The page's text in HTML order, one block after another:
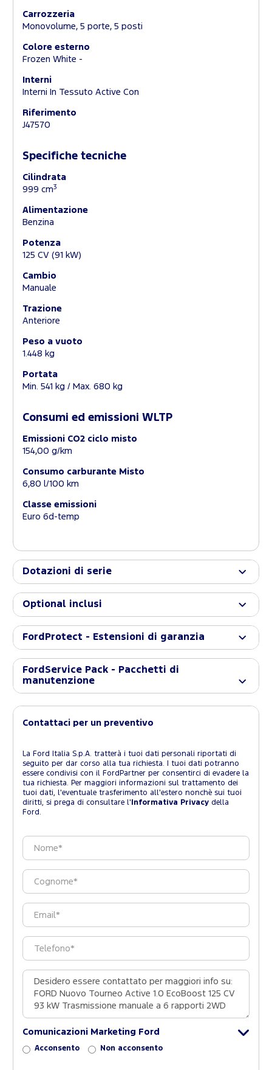
Carrozzeria
Monovolume, 5 porte, 5 posti
Colore esterno
Frozen White -
Interni
Interni In Tessuto Active Con
Riferimento
J47570
Specifiche tecniche
Cilindrata
999 cm3
Alimentazione
Benzina
Potenza
125 CV (91 kW)
Cambio
Manuale
Trazione
Anteriore
Peso a vuoto
1.448 kg
Portata
Min. 541 kg / Max. 680 kg
Consumi ed emissioni WLTP
Emissioni CO2 ciclo misto
154,00 g/km
Consumo carburante Misto
6,80 l/100 km
Classe emissioni
Euro 6d-temp
Dotazioni di serie
Optional inclusi
FordProtect - Estensioni di garanzia
FordService Pack - Pacchetti di
manutenzione
Contattaci per un preventivo
La Ford Italia S.p.A. tratterà i tuoi dati personali riportati di
seguito per dar corso alla tua richiesta. I tuoi dati potranno
essere condivisi con il FordPartner per consentirci di evadere la
tua richiesta. Per maggiori informazioni sul trattamento dei
tuoi dati, l'eventuale trasferimento all'estero nonchè sui tuoi
diritti, si prega di consultare l' Informativa Privacy della
Ford.
Comunicazioni Marketing Ford
Acconsento Non acconsento